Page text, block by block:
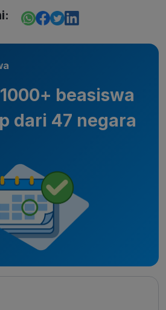
beasiswa
dari 47 negara